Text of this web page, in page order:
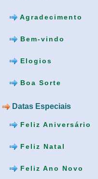
Agradecimento
Bem-vindo
Elogios
Boa Sorte
Datas Especiais
Feliz Aniversário
Feliz Natal
Feliz Ano Novo